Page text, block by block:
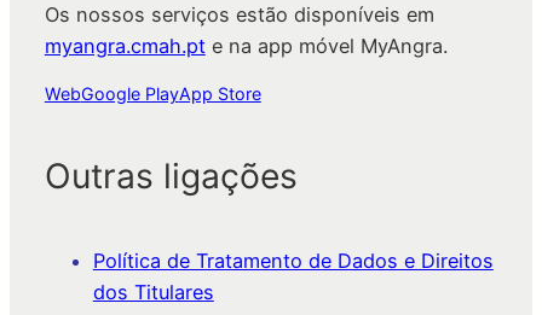
Os nossos serviços estão disponíveis em
myangra.cmah.pt e na app móvel MyAngra.
WebGoogle PlayApp Store
Outras ligações
Política de Tratamento de Dados e Direitos
dos Titulares